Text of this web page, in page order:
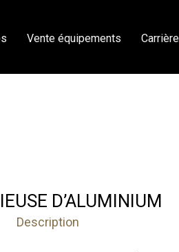
Vente équipements Carrière
D’ALUMINIUM
Description